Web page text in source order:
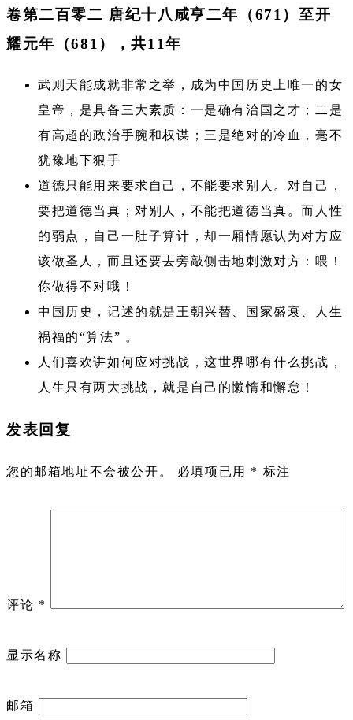
卷第二百零二 唐纪十八咸亨二年（671）至开
耀元年（681），共11年
武则天能成就非常之举，成为中国历史上唯一的女
皇帝，是具备三大素质：一是确有治国之才；二是
有高超的政治手腕和权谋；三是绝对的冷血，毫不
犹豫地下狠手
道德只能用来要求自己，不能要求别人。对自己，
要把道德当真；对别人，不能把道德当真。而人性
的弱点，自己一肚子算计，却一厢情愿认为对方应
该做圣人，而且还要去旁敲侧击地刺激对方：喂！
你做得不对哦！
中国历史，记述的就是王朝兴替、国家盛衰、人生
祸福的“算法” 。
人们喜欢讲如何应对挑战，这世界哪有什么挑战，
人生只有两大挑战，就是自己的懒惰和懈怠！
发表回复
您的邮箱地址不会被公开。 必填项已用 * 标注
评论 *
显示名称
邮箱